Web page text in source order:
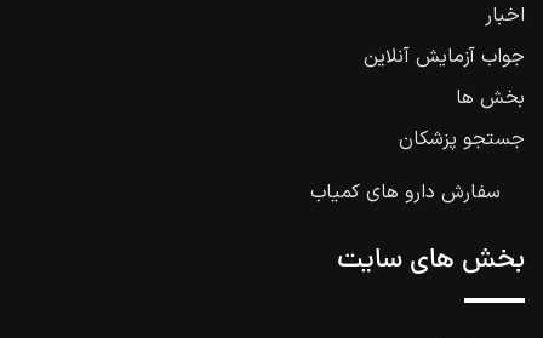
اخبار
جواب آزمایش آنلاین
بخش ها
جستجو پزشکان
سفارش دارو های کمیاب
بخش های سایت